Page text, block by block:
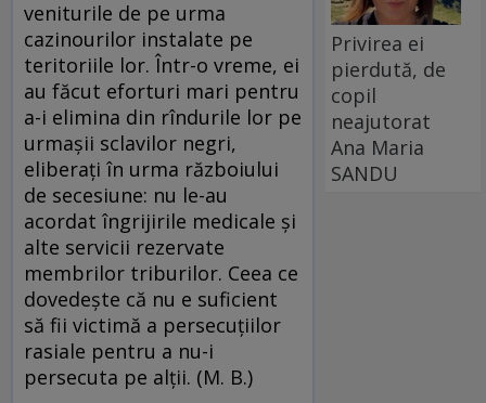
veniturile de pe urma
cazinourilor instalate pe
teritoriile lor. Într-o vreme, ei
au făcut eforturi mari pentru
a-i elimina din rîndurile lor pe
urmaşii sclavilor negri,
eliberaţi în urma războiului
de secesiune: nu le-au
acordat îngrijirile medicale şi
alte servicii rezervate
membrilor triburilor. Ceea ce
dovedeşte că nu e suficient
să fii victimă a persecuţiilor
rasiale pentru a nu-i
persecuta pe alţii. (M. B.)
Privirea ei
pierdută, de
copil
neajutorat
Ana Maria
SANDU